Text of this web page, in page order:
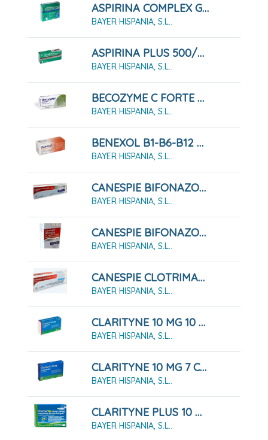
ASPIRINA COMPLEX GRANULADO EFERVESCENTE 10 SOBRES
BAYER HISPANIA, S.L..
ASPIRINA PLUS 500/50 MG 20 COMPRIMIDOS
BAYER HISPANIA, S.L..
BECOZYME C FORTE 30 GRAGEAS
BAYER HISPANIA, S.L..
BENEXOL B1-B6-B12 COMPRIMIDOS RECUBIERTOS CON PELÍCULA
BAYER HISPANIA, S.L..
CANESPIE BIFONAZOL 10 MG/G CREMA 20 GRAMOS
BAYER HISPANIA, S.L..
CANESPIE BIFONAZOL 10 MG/ML SOLUCION PARA PULVERIZACION CUTANEA , 30 ML
BAYER HISPANIA, S.L..
CANESPIE CLOTRIMAZOL 10 MG/G CREMA 30 GRAMOS
BAYER HISPANIA, S.L..
CLARITYNE 10 MG 10 COMPRIMIDOS
BAYER HISPANIA, S.L..
CLARITYNE 10 MG 7 COMPRIMIDOS
BAYER HISPANIA, S.L..
CLARITYNE PLUS 10 MG/240 MG 7 COMPRIMIDOS
BAYER HISPANIA, S.L..